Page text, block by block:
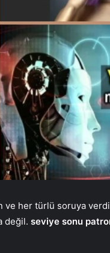
ve her türlü soruya
değil. seviye sonu